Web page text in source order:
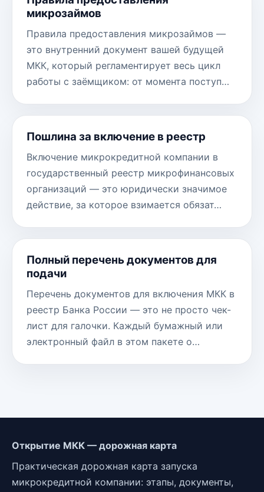
микрозаймов
Правила предоставления микрозаймов —
это внутренний документ вашей будущей
МКК, который регламентирует весь цикл
работы с заёмщиком: от момента поступ…
Пошлина за включение в реестр
Включение микрокредитной компании в
государственный реестр микрофинансовых
организаций — это юридически значимое
действие, за которое взимается обязат…
Полный перечень документов для
подачи
Перечень документов для включения МКК в
реестр Банка России — это не просто чек-
лист для галочки. Каждый бумажный или
электронный файл в этом пакете о…
Открытие МКК — дорожная карта
Практическая дорожная карта запуска
микрокредитной компании: этапы, документы,